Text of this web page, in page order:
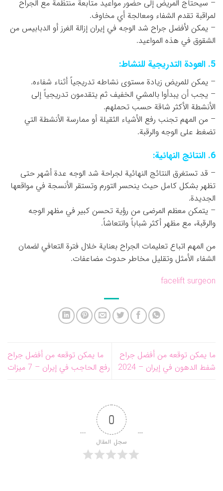
– سيحتاج المريض إلى حضور مواعيد متابعة منتظمة مع الجراح
لمراقبة تقدم الشفاء ومعالجة أي مخاوف.
– يمكن لأفضل جراح شد الوجه في إيران إزالة الغرز أو الدبابيس من
الشقوق في هذه المواعيد.
5. العودة التدريجية للنشاط:
– يمكن للمريض زيادة مستوى نشاطه تدريجياً أثناء شفاءه.
– يجب أن يبدأوا بالمشي الخفيف ثم يتقدمون تدريجياً إلى
الأنشطة الأكثر شاقة حسب تحملهم.
– من المهم تجنب رفع الأشياء الثقيلة أو ممارسة الأنشطة التي
تضغط على الوجه والرقبة.
6. النتائج النهائية:
– قد تستغرق النتائج النهائية لجراحة شد الوجه عدة أشهر حتى
تظهر بشكل كامل حيث ينحسر التورم وتستقر الأنسجة في مواقعها
الجديدة.
– يتمكن معظم المرضى من رؤية تحسن كبير في مظهر الوجه
والرقبة، مع مظهر أكثر شباباً وانتعاشاً.
من المهم اتباع تعليمات الجراح بعناية خلال فترة التعافي لضمان
الشفاء الأمثل وتقليل مخاطر حدوث مضاعفات.
facelift surgeon
ما يمكن توقعه من أفضل جراح
شفط الدهون في إيران – 2024
ما يمكن توقعه من أفضل جراح
رفع الحاجب في إيران – 7 ميزات
0
سجل المقال